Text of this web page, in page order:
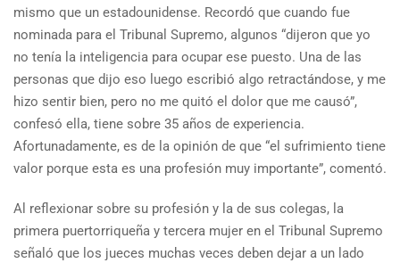
mismo que un estadounidense. Recordó que cuando fue
nominada para el Tribunal Supremo, algunos “dijeron que yo
no tenía la inteligencia para ocupar ese puesto. Una de las
personas que dijo eso luego escribió algo retractándose, y me
hizo sentir bien, pero no me quitó el dolor que me causó”,
confesó ella, tiene sobre 35 años de experiencia.
Afortunadamente, es de la opinión de que “el sufrimiento tiene
valor porque esta es una profesión muy importante”, comentó.
Al reflexionar sobre su profesión y la de sus colegas, la
primera puertorriqueña y tercera mujer en el Tribunal Supremo
señaló que los jueces muchas veces deben dejar a un lado